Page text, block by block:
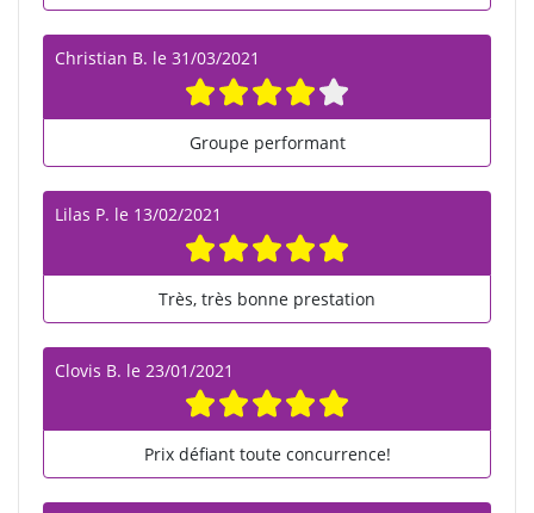
Christian B. le 31/03/2021
Groupe performant
Lilas P. le 13/02/2021
Très, très bonne prestation
Clovis B. le 23/01/2021
Prix défiant toute concurrence!